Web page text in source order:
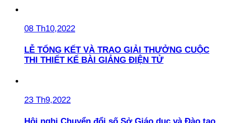
08 Th10,2022
LỄ TỔNG KẾT VÀ TRAO GIẢI THƯỞNG CUỘC
THI THIẾT KẾ BÀI GIẢNG ĐIỆN TỬ
23 Th9,2022